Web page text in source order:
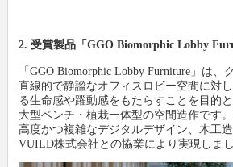
2. 受賞製品「GGO Biomorphic Lobby
「GGO Biomorphic Lobby Furniture」は
直線的で静謐なオフィスロビー空間に対
る生命感や躍動感をもたらすことを目的
大型ベンチ・植栽一体型の空間造作です
高度かつ複雑なデジタルデザイン、木工
VUILD株式会社との協業により実現しまし